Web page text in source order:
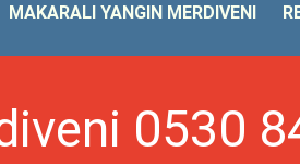
MAKARALI YANGIN MERDIVENI
0530